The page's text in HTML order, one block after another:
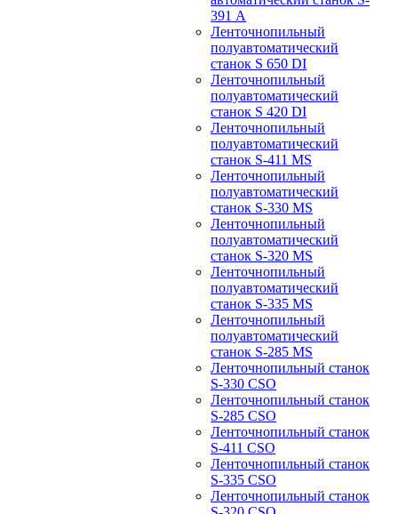
391 А
Ленточнопильный
полуавтоматический
станок S 650 DI
Ленточнопильный
полуавтоматический
станок S 420 DI
Ленточнопильный
полуавтоматический
станок S-411 MS
Ленточнопильный
полуавтоматический
станок S-330 MS
Ленточнопильный
полуавтоматический
станок S-320 MS
Ленточнопильный
полуавтоматический
станок S-335 MS
Ленточнопильный
полуавтоматический
станок S-285 MS
Ленточнопильный станок
S-330 CSO
Ленточнопильный станок
S-285 CSO
Ленточнопильный станок
S-411 CSO
Ленточнопильный станок
S-335 CSO
Ленточнопильный станок